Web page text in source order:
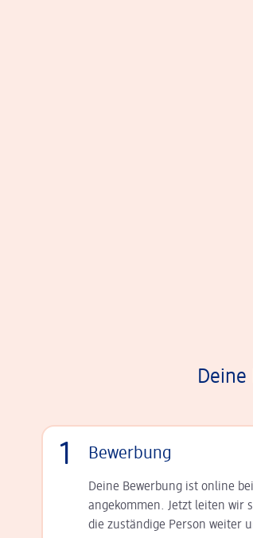
1 Bewerbung
Deine Bewerbung ist online
angekommen. Jetzt leiten wir
die zu­stän­dige Person weiter